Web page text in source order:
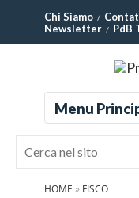
Chi Siamo
Newsletter
PdB
HOME » FISCO